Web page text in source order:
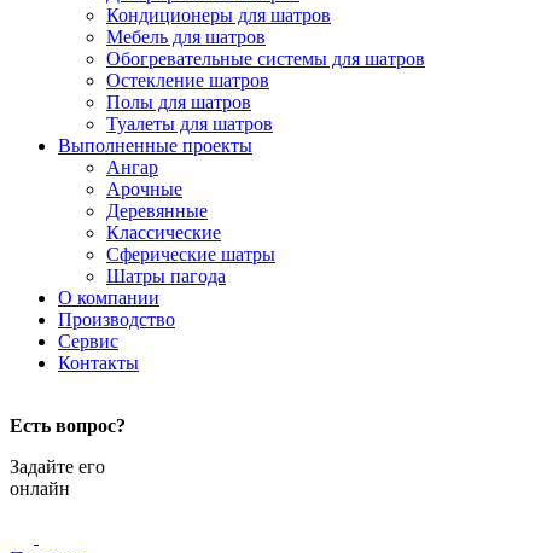
Кондиционеры для шатров
Мебель для шатров
Обогревательные системы для шатров
Остекление шатров
Полы для шатров
Туалеты для шатров
Выполненные проекты
Ангар
Арочные
Деревянные
Классические
Сферические шатры
Шатры пагода
О компании
Производство
Сервис
Контакты
Есть вопрос?
Задайте его
онлайн